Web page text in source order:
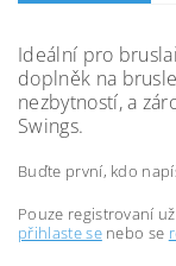
Ideální pro
doplněk na
nezbytností, a
Swings.
Buďte první, kdo
Pouze registrovaní
přihlaste senebo se